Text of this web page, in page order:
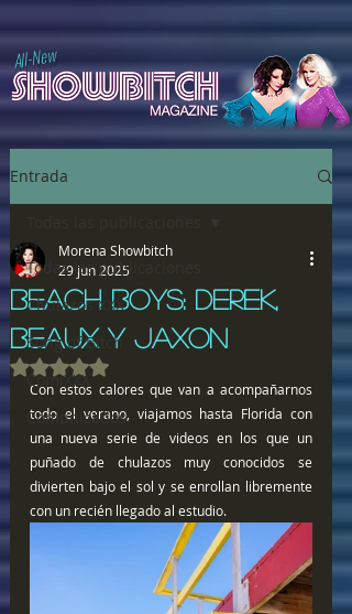
All-New
Entrada
Todas las publicaciones
Chulazos XXX
Song of Bitch
ComiXXX
Comunicados
BEACH BOYS: DEREK,
BEAUX Y JAXON
Morena Showbitch
29 jun 2025
Obtuvo NaN de 5 estrellas.
Con estos calores que van a acompañarnos
todo el verano, viajamos hasta Florida con
una nueva serie de videos en los que un
puñado de chulazos muy conocidos se
divierten bajo el sol y se enrollan libremente
con un recién llegado al estudio.